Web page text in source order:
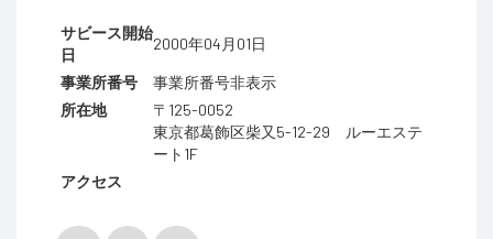
サビース開始
日
2000年04月01日
事業所番号
事業所番号非表示
所在地
〒125-0052
東京都葛飾区柴又5-12-29 ルーエステ
ート1F
アクセス